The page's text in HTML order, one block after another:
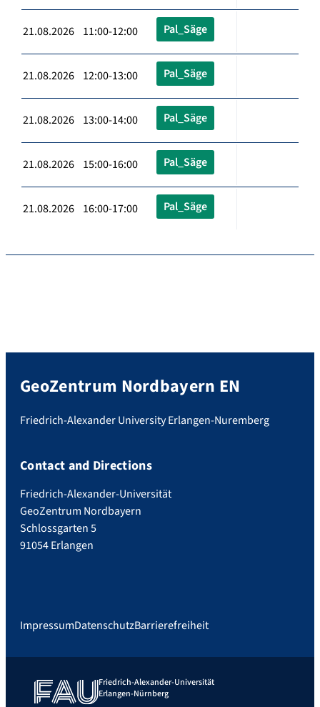
21.08.2026 11:00-12:00 Pal_Säge
21.08.2026 12:00-13:00 Pal_Säge
21.08.2026 13:00-14:00 Pal_Säge
21.08.2026 15:00-16:00 Pal_Säge
21.08.2026 16:00-17:00 Pal_Säge
GeoZentrum Nordbayern EN
Friedrich-Alexander University Erlangen-Nuremberg
Contact and Directions
Friedrich-Alexander-Universität
GeoZentrum Nordbayern
Schlossgarten 5
91054 Erlangen
ImpressumDatenschutzBarrierefreiheit
Friedrich-Alexander-Universität
Erlangen-Nürnberg